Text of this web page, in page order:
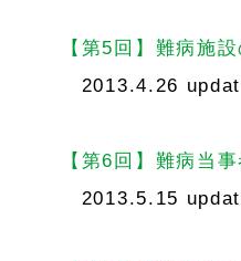
【第5回】難病施
2013.4.26
【第6回】難病当
2013.5.15